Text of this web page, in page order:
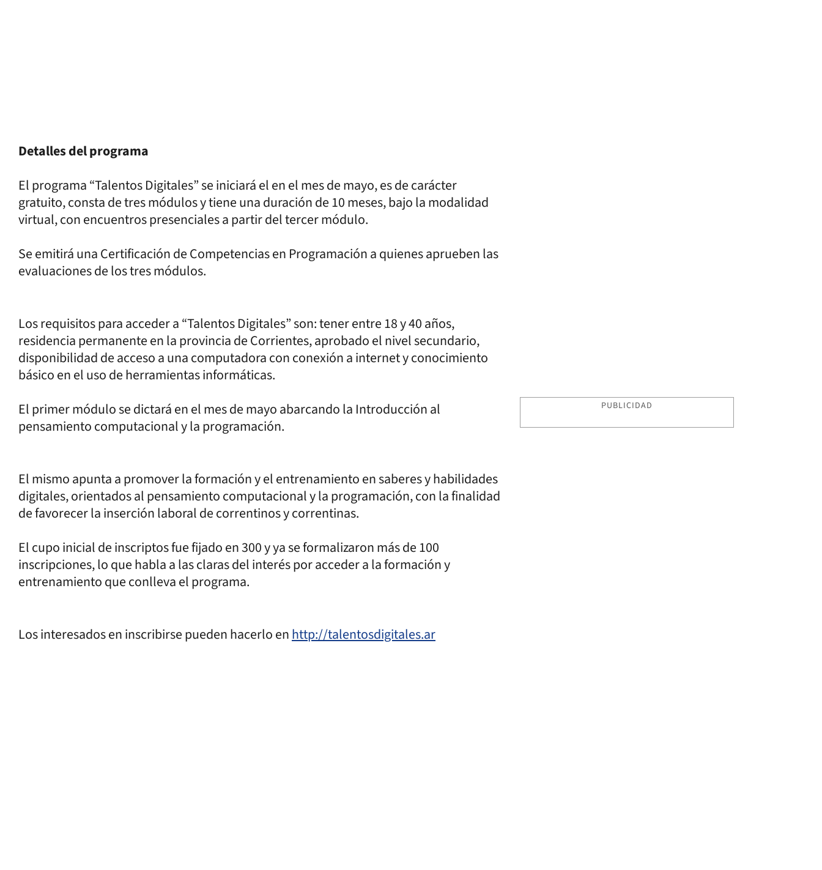
Detalles del programa
El programa “Talentos Digitales” se iniciará el en el mes de mayo, es de carácter
gratuito, consta de tres módulos y tiene una duración de 10 meses, bajo la modalidad
virtual, con encuentros presenciales a partir del tercer módulo.
Se emitirá una Certificación de Competencias en Programación a quienes aprueben las
evaluaciones de los tres módulos.
Los requisitos para acceder a “Talentos Digitales” son: tener entre 18 y 40 años,
residencia permanente en la provincia de Corrientes, aprobado el nivel secundario,
disponibilidad de acceso a una computadora con conexión a internet y conocimiento
básico en el uso de herramientas informáticas.
El primer módulo se dictará en el mes de mayo abarcando la Introducción al
pensamiento computacional y la programación.
El mismo apunta a promover la formación y el entrenamiento en saberes y habilidades
digitales, orientados al pensamiento computacional y la programación, con la finalidad
de favorecer la inserción laboral de correntinos y correntinas.
El cupo inicial de inscriptos fue fijado en 300 y ya se formalizaron más de 100
inscripciones, lo que habla a las claras del interés por acceder a la formación y
entrenamiento que conlleva el programa.
Los interesados en inscribirse pueden hacerlo enhttp://talentosdigitales.ar
PUBLICIDAD